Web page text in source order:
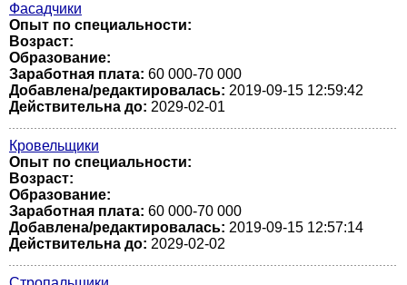
Фасадчики
Опыт по специальности:
Возраст:
Образование:
Заработная плата: 60 000-70 000
Добавлена/редактировалась: 2019-09-15 12:59:42
Действительна до: 2029-02-01
Кровельщики
Опыт по специальности:
Возраст:
Образование:
Заработная плата: 60 000-70 000
Добавлена/редактировалась: 2019-09-15 12:57:14
Действительна до: 2029-02-02